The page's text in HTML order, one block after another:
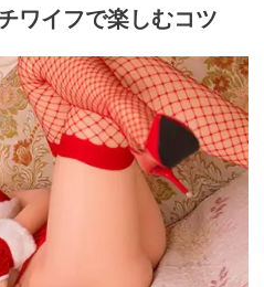
ワイフで楽しむコツ